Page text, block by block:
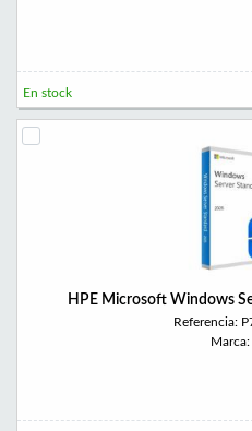
En stock
HPE Microsoft Windows
Referencia:
Marca: